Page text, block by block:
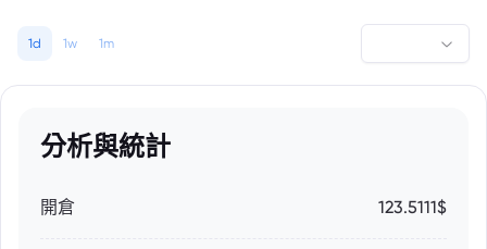
1d 1w 1m
分析與統計
開倉 123.5111$